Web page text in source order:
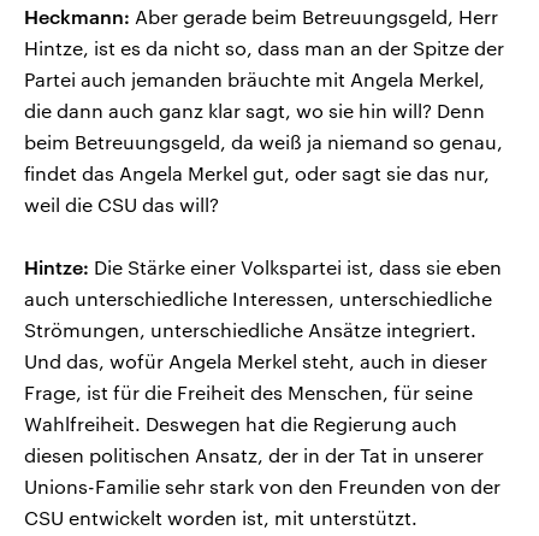
Heckmann: Aber gerade beim Betreuungsgeld, Herr
Hintze, ist es da nicht so, dass man an der Spitze der
Partei auch jemanden bräuchte mit Angela Merkel,
die dann auch ganz klar sagt, wo sie hin will? Denn
beim Betreuungsgeld, da weiß ja niemand so genau,
findet das Angela Merkel gut, oder sagt sie das nur,
weil die CSU das will?
Hintze: Die Stärke einer Volkspartei ist, dass sie eben
auch unterschiedliche Interessen, unterschiedliche
Strömungen, unterschiedliche Ansätze integriert.
Und das, wofür Angela Merkel steht, auch in dieser
Frage, ist für die Freiheit des Menschen, für seine
Wahlfreiheit. Deswegen hat die Regierung auch
diesen politischen Ansatz, der in der Tat in unserer
Unions-Familie sehr stark von den Freunden von der
CSU entwickelt worden ist, mit unterstützt.